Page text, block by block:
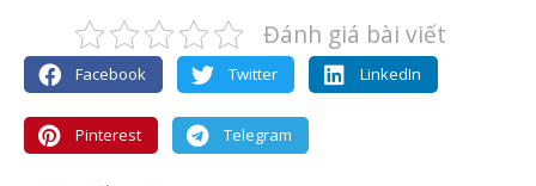
Đánh giá bài viết
Facebook Twitter LinkedIn
Pinterest Telegram